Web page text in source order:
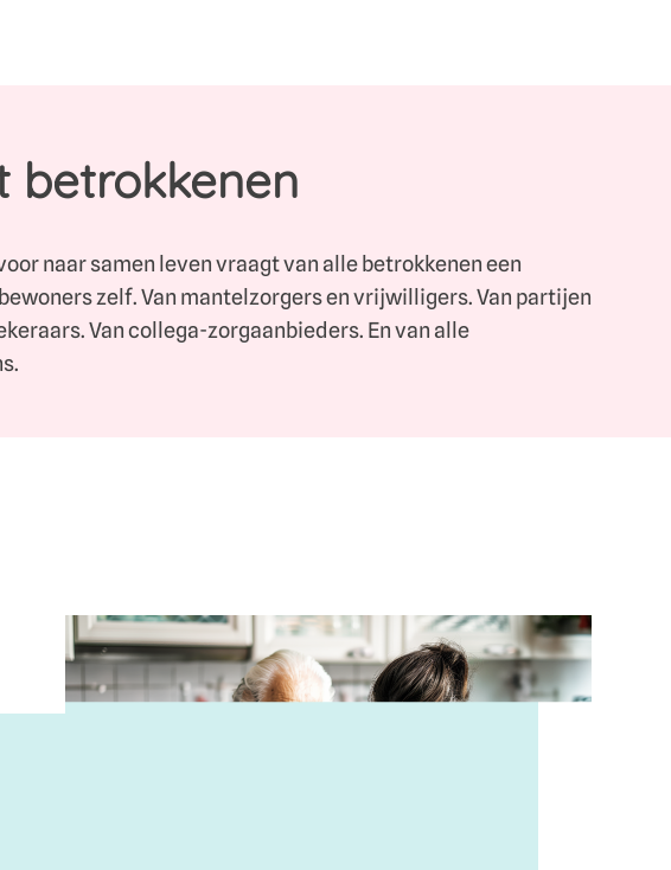
betrokkenen
naar samen leven vraagt van alle betrokkenen een
zelf. Van mantelzorgers en vrijwilligers. Van partijen
Van collega-zorgaanbieders. En van alle